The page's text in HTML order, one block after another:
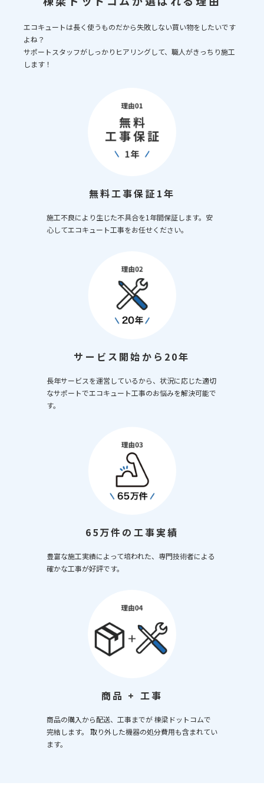
エコキュートは長く使うものだから失敗しない買い物をしたいです
よね？
サポートスタッフがしっかりヒアリングして、職人がきっちり施工
します！
無料工事保証1年
施工不良により生じた不具合を1年間保証します。安
心してエコキュート工事をお任せください。
サービス開始から20年
長年サービスを運営しているから、状況に応じた適切
なサポートでエコキュート工事のお悩みを解決可能で
す。
65万件の工事実績
豊富な施工実績によって培われた、専門技術者による
確かな工事が好評です。
商品 + 工事
商品の購入から配送、工事までが 棟梁ドットコムで
完結します。 取り外した機器の処分費用も含まれてい
ます。